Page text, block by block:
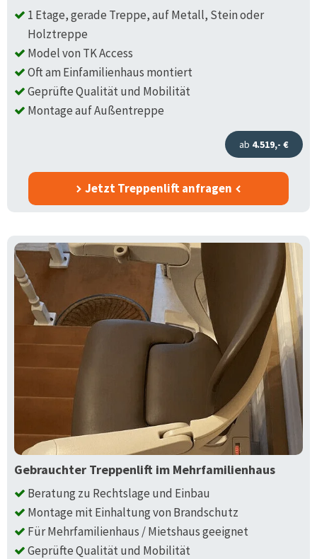
1 Etage, gerade Treppe, auf Metall, Stein oder
Holztreppe
Model von TK Access
Oft am Einfamilienhaus montiert
Geprüfte Qualität und Mobilität
Montage auf Außentreppe
ab 4.519,- €
Jetzt Treppenlift anfragen
Gebrauchter Treppenlift im Mehrfamilienhaus
Beratung zu Rechtslage und Einbau
Montage mit Einhaltung von Brandschutz
Für Mehrfamilienhaus / Mietshaus geeignet
Geprüfte Qualität und Mobilität